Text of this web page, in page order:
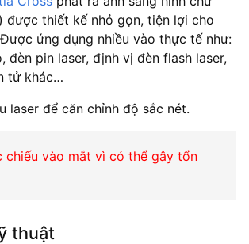
được thiết kế nhỏ gọn, tiện lợi cho
ứng dụng nhiều vào thực tế như:
đèn pin laser, định vị đèn flash laser,
tử khác…
laser để căn chỉnh độ sắc nét.
chiếu vào mắt vì có thể gây tổn
thuật